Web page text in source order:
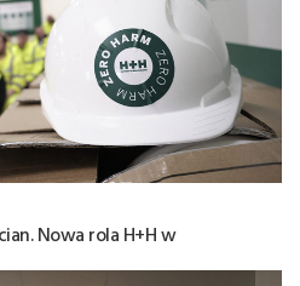
Nowa rola H+H w